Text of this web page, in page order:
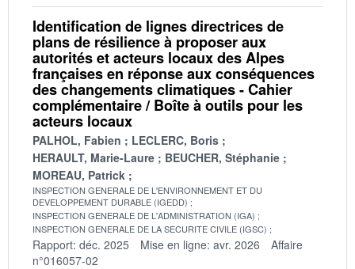
Identification de lignes directrices de
plans de résilience à proposer aux
autorités et acteurs locaux des Alpes
françaises en réponse aux conséquences
des changements climatiques - Cahier
complémentaire / Boîte à outils pour les
acteurs locaux
PALHOL, Fabien
LECLERC, Boris
HERAULT, Marie-Laure
BEUCHER, Stéphanie
MOREAU, Patrick
INSPECTION GENERALE DE L'ENVIRONNEMENT ET DU
DEVELOPPEMENT DURABLE (IGEDD)
INSPECTION GENERALE DE L'ADMINISTRATION (IGA)
INSPECTION GENERALE DE LA SECURITE CIVILE (IGSC)
Rapport: déc. 2025 Mise en ligne: avr. 2026
Affaire
n°016057-02